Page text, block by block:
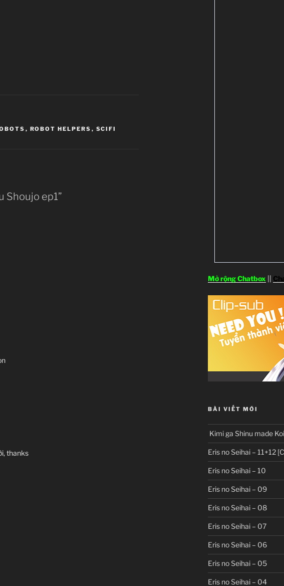
, ROBOT HELPERS , SCIFI
Shoujo ep1”
thanks
Mở rộng Chatbox
BÀI VIẾT MỚI
Kimi ga Shinu made
Eris no Seihai – 11+12
Eris no Seihai – 10
Eris no Seihai – 09
Eris no Seihai – 08
Eris no Seihai – 07
Eris no Seihai – 06
Eris no Seihai – 05
Eris no Seihai – 04